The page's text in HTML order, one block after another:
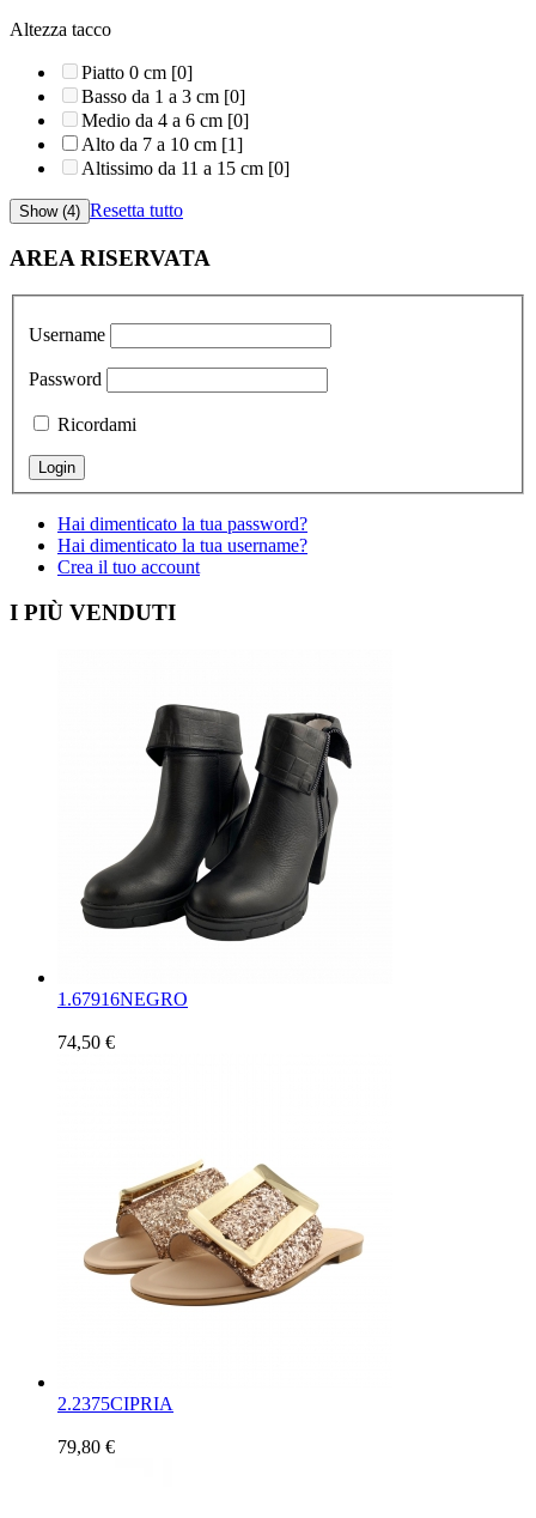
Altezza tacco
Piatto 0 cm [0]
Basso da 1 a 3 cm [0]
Medio da 4 a 6 cm [0]
Alto da 7 a 10 cm [1]
Altissimo da 11 a 15 cm [0]
Resetta tutto
AREA RISERVATA
Username
Password
Ricordami
Hai dimenticato la tua password?
Hai dimenticato la tua username?
Crea il tuo account
I PIÙ VENDUTI
1.67916NEGRO
74,50 €
2.2375CIPRIA
79,80 €